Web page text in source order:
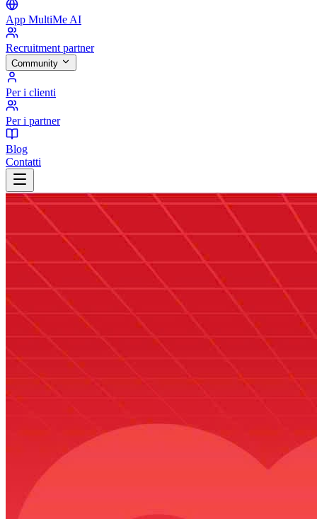
App MultiMe AI
Recruitment partner
Community
Per i clienti
Per i partner
Blog
Contatti